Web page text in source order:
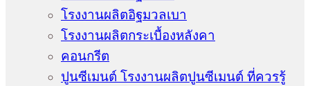
โรงงานผลิตอิฐมวลเบา
โรงงานผลิตกระเบื้องหลังคา
คอนกรีต
ปูนซีเมนต์ โรงงานผลิตปูนซีเมนต์ ที่ควรรู้